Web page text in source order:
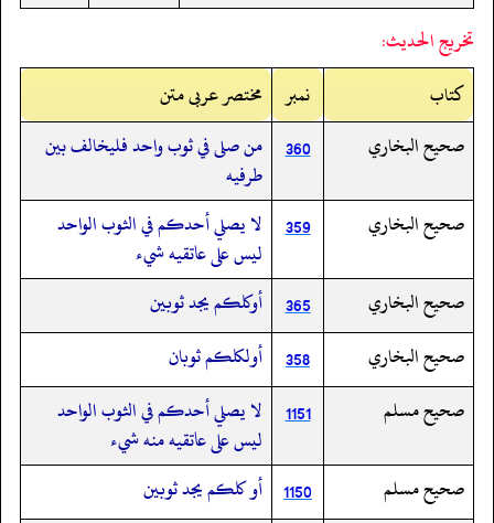
تخريج الحديث:
کتاب
نمبر
مختصر عربی متن
صحيح البخاري
360
من صلى في ثوب واحد فليخالف بين
طرفيه
صحيح البخاري
359
لا يصلي أحدكم في الثوب الواحد
ليس على عاتقيه شيء
صحيح البخاري
365
أوكلكم يجد ثوبين
صحيح البخاري
358
أولكلكم ثوبان
صحيح مسلم
1151
لا يصلي أحدكم في الثوب الواحد
ليس على عاتقيه منه شيء
صحيح مسلم
1150 أو كلكم يجد ثوبين